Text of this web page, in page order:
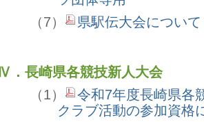
（7）
県駅伝大会について
Ⅳ．長崎県各競技新人大会
（1）
令和7年度長崎県
クラブ活動の参加資格